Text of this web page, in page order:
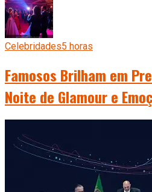
Celebridades5 horas
Famosos Brilham em
Noite de Glamour e